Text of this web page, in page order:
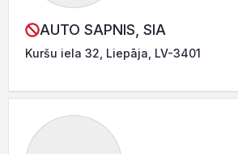
AUTO SAPNIS, SIA
Kuršu iela 32, Liepāja, LV-3401